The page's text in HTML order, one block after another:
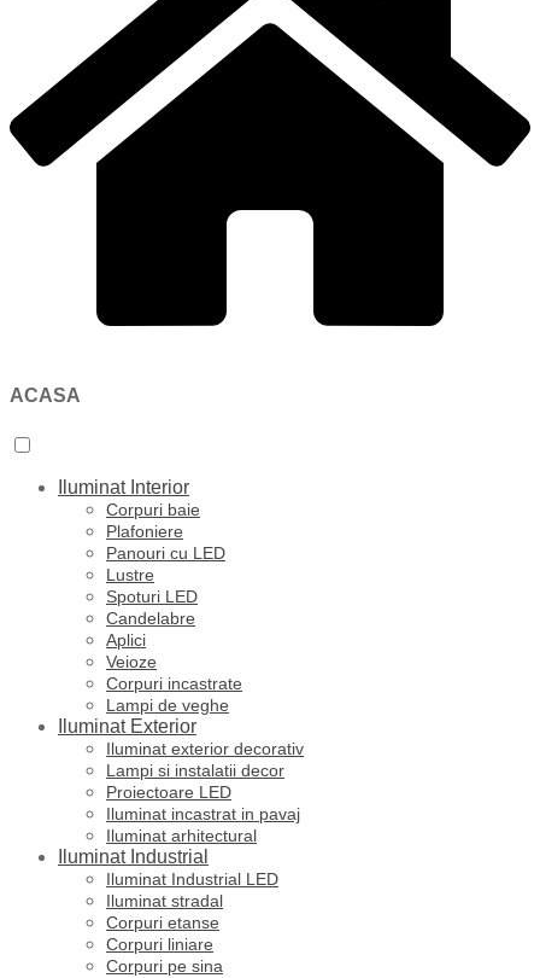
ACASA
Iluminat Interior
Corpuri baie
Plafoniere
Panouri cu LED
Lustre
Spoturi LED
Candelabre
Aplici
Veioze
Corpuri incastrate
Lampi de veghe
Iluminat Exterior
Iluminat exterior decorativ
Lampi si instalatii decor
Proiectoare LED
Iluminat incastrat in pavaj
Iluminat arhitectural
Iluminat Industrial
Iluminat Industrial LED
Iluminat stradal
Corpuri etanse
Corpuri liniare
Corpuri pe sina